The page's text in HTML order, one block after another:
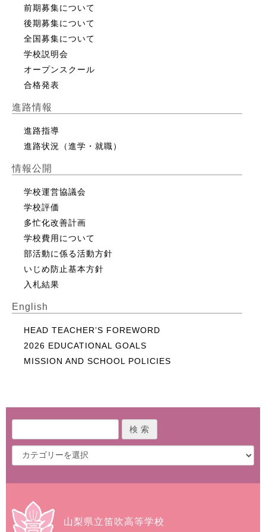
前期募集について
後期募集について
全国募集について
学校説明会
オープンスクール
合格発表
進路情報
進路指導
進路状況（進学・就職）
情報公開
学校運営協議会
学校評価
多忙化改善計画
学校費用について
部活動に係る活動方針
いじめ防止基本方針
入札結果
English
HEAD TEACHER’S FOREWORD
2026 EDUCATIONAL GOALS
MISSION AND SCHOOL POLICIES
山梨県立笛吹高等学校